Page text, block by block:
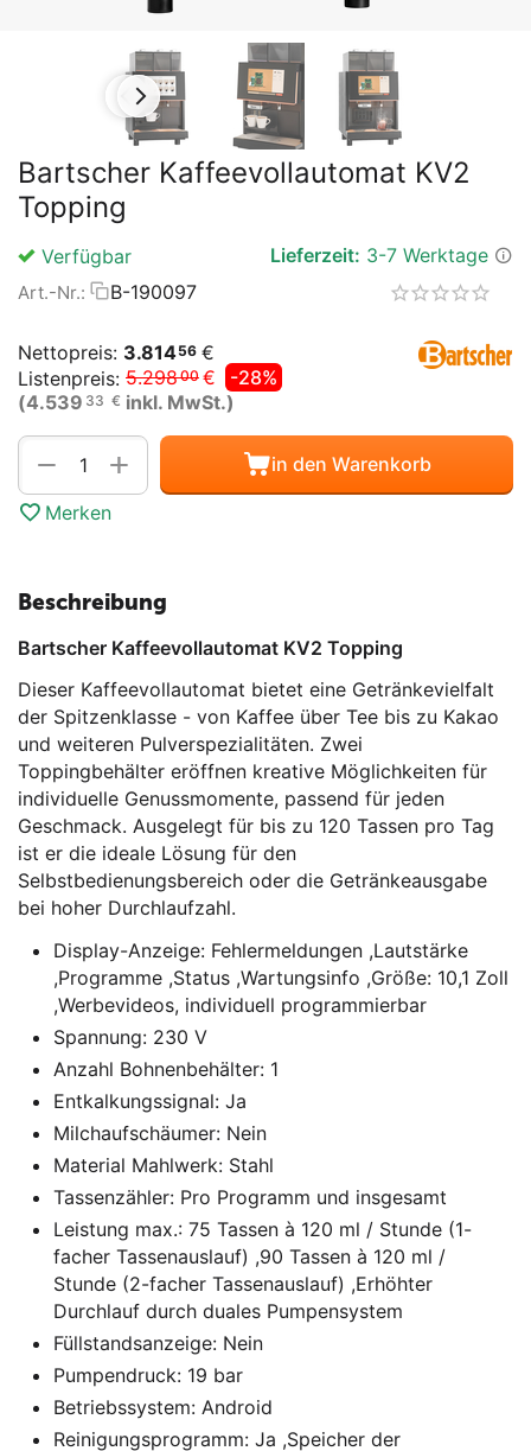
Bartscher Kaffeevollautomat KV2
Topping
Verfügbar Lieferzeit: 3-7 Werktage
Art.-Nr.: B-190097
Nettopreis: 3.81456 €
Listenpreis: 5.29800 €
-28%
(4.539 33 € inkl. MwSt.)
Menge
+
− in den Warenkorb
Merken
Beschreibung
Bartscher Kaffeevollautomat KV2 Topping
Dieser Kaffeevollautomat bietet eine Getränkevielfalt
der Spitzenklasse - von Kaffee über Tee bis zu Kakao
und weiteren Pulverspezialitäten. Zwei
Toppingbehälter eröffnen kreative Möglichkeiten für
individuelle Genussmomente, passend für jeden
Geschmack. Ausgelegt für bis zu 120 Tassen pro Tag
ist er die ideale Lösung für den
Selbstbedienungsbereich oder die Getränkeausgabe
bei hoher Durchlaufzahl.
Display-Anzeige: Fehlermeldungen ,Lautstärke
,Programme ,Status ,Wartungsinfo ,Größe: 10,1 Zoll
,Werbevideos, individuell programmierbar
Spannung: 230 V
Anzahl Bohnenbehälter: 1
Entkalkungssignal: Ja
Milchaufschäumer: Nein
Material Mahlwerk: Stahl
Tassenzähler: Pro Programm und insgesamt
Leistung max.: 75 Tassen à 120 ml / Stunde (1-
facher Tassenauslauf) ,90 Tassen à 120 ml /
Stunde (2-facher Tassenauslauf) ,Erhöhter
Durchlauf durch duales Pumpensystem
Füllstandsanzeige: Nein
Pumpendruck: 19 bar
Betriebssystem: Android
Reinigungsprogramm: Ja ,Speicher der